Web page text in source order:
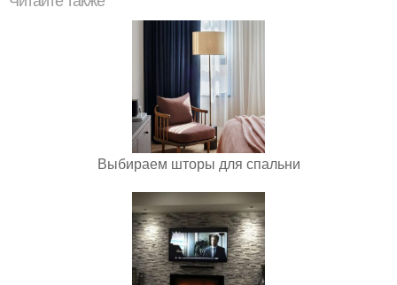
Выбираем шторы для спальни